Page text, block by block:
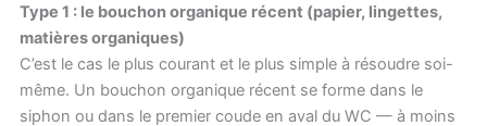
Type 1 : le bouchon organique récent (papier, lingettes,
matières organiques)
C’est le cas le plus courant et le plus simple à résoudre soi-
même. Un bouchon organique récent se forme dans le
siphon ou dans le premier coude en aval du WC — à moins